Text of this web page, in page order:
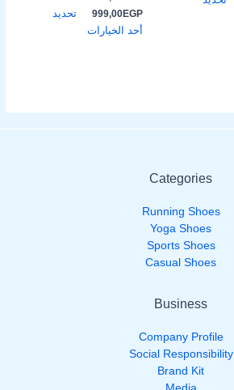
999,00EGP
تحديد
أحد الخيارات
Categories
Running Shoes
Yoga Shoes
Sports Shoes
Casual Shoes
Business
Company Profile
Social Responsibility
Brand Kit